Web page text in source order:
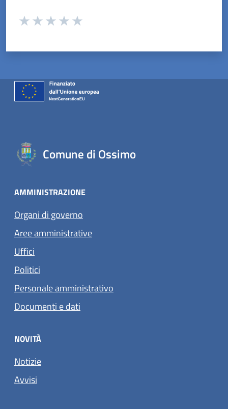
Valuta da 1 a 5 stelle la pagina
Comune di Ossimo
AMMINISTRAZIONE
Organi di governo
Aree amministrative
Uffici
Politici
Personale amministrativo
Documenti e dati
NOVITÀ
Notizie
Avvisi